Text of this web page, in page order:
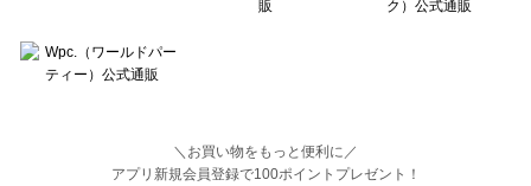
＼お買い物をもっと便利に／
アプリ新規会員登録で100ポイントプレゼント！